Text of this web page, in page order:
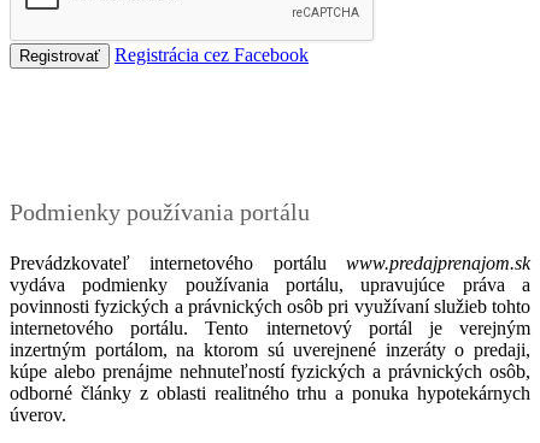
Registrácia cez Facebook
Podmienky používania portálu
Prevádzkovateľ internetového portálu www.predajprenajom.sk
vydáva podmienky používania portálu, upravujúce práva a
povinnosti fyzických a právnických osôb pri využívaní služieb tohto
internetového portálu. Tento internetový portál je verejným
inzertným portálom, na ktorom sú uverejnené inzeráty o predaji,
kúpe alebo prenájme nehnuteľností fyzických a právnických osôb,
odborné články z oblasti realitného trhu a ponuka hypotekárnych
úverov.